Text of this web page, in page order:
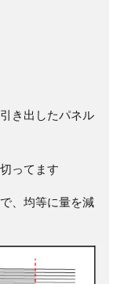
き出したパネル
ってます
、均等に量を減